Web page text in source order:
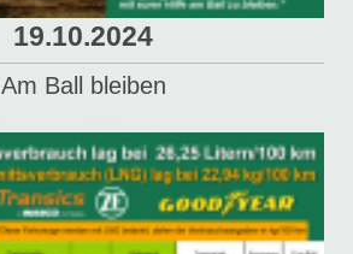
19.10.2024
Am Ball bleiben